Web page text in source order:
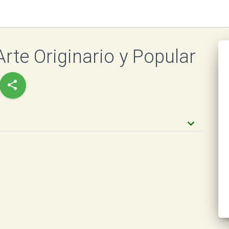
Originario y Popular
share
keyboard_arrow_down